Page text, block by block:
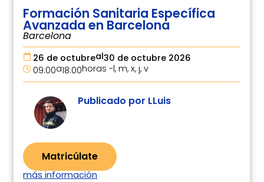
Formación Sanitaria Específica
Avanzada en Barcelona
Barcelona
09:00a18:00horas -l, m, x, j, v
26 de octubreal30 de octubre 2026
Publicado por LLuis
Matricúlate
más información